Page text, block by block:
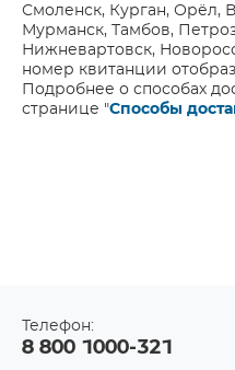
Смоленск, Курган, Орёл,
Мурманск, Тамбов,
Нижневартовск,
номер квитанции
Подробнее о способах
странице "Способы
Телефон:
8 800 1000-321